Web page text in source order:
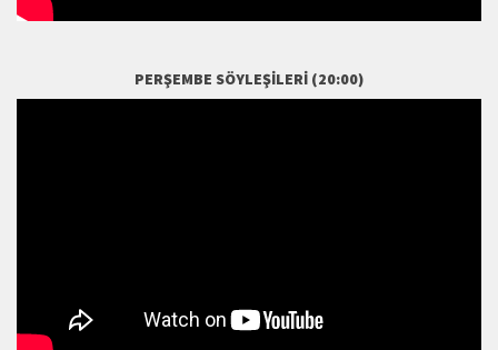
PERŞEMBE SÖYLEŞILERI (20:00)